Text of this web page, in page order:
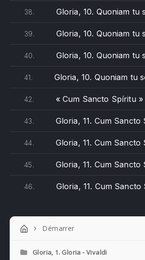
38. Gloria, 10. Quoniam tu solus sanctus - Vivaldi
39. Gloria, 10. Quoniam tu solus sanctus -
40. Gloria, 10. Quoniam tu solus sanctus - Vivaldi
41. Gloria, 10. Quoniam tu solus sanctus - Vivaldi
42. « Cum Sancto Spíritu
43. Gloria, 11. Cum Sancto Spiritu - Vivaldi
44. Gloria, 11. Cum Sancto Spiritu -
45. Gloria, 11. Cum Sancto Spiritu - Vivaldi
46. Gloria, 11. Cum Sancto Spiritu - Vivaldi
Démarrer
Gloria, 1. Gloria - Vivaldi